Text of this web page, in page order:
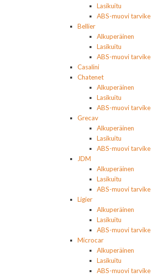
Lasikuitu
ABS-muovi tarvike
Bellier
Alkuperäinen
Lasikuitu
ABS-muovi tarvike
Casalini
Chatenet
Alkuperäinen
Lasikuitu
ABS-muovi tarvike
Grecav
Alkuperäinen
Lasikuitu
ABS-muovi tarvike
JDM
Alkuperäinen
Lasikuitu
ABS-muovi tarvike
Ligier
Alkuperäinen
Lasikuitu
ABS-muovi tarvike
Microcar
Alkuperäinen
Lasikuitu
ABS-muovi tarvike